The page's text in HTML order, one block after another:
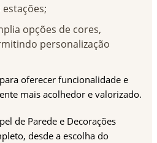
opções de cores,
personalização
oferecer funcionalidade e
mais acolhedor e valorizado.
de Parede e Decorações
desde a escolha do